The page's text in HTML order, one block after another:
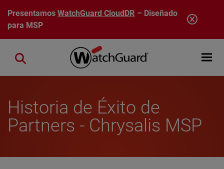
Pasar al contenido principal
PresentamosWatchGuard CloudDR – Diseñado
para MSP
Open
Close search
Historia de Éxito de
Partners - Chrysalis MSP